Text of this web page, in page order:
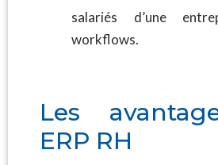
salariés d’une
workflows.
Les
ERP RH